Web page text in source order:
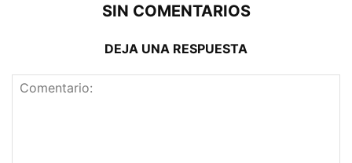
SIN COMENTARIOS
DEJA UNA RESPUESTA